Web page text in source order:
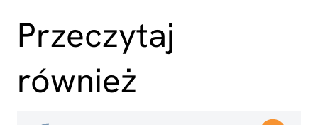
Przeczytaj
również